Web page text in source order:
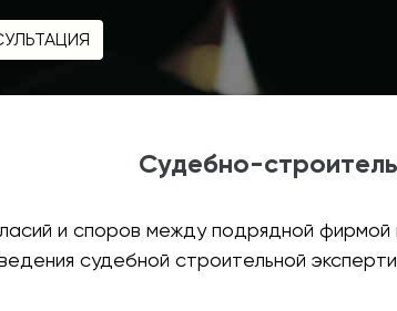
Судебно-
и споров между подрядной
судебной строительной